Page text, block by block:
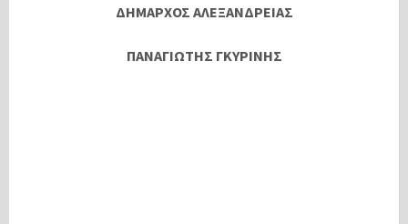
ΔΗΜΑΡΧΟΣ ΑΛΕΞΑΝΔΡΕΙΑΣ
ΠΑΝΑΓΙΩΤΗΣ ΓΚΥΡΙΝΗΣ